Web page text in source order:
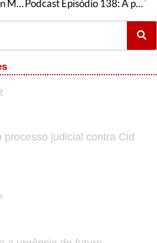
Companheiro Edmilson Menezes, presente! Podcast Episódio 138: A prisão do criminoso Dep. Daniel Silveira, os debates na esquerda e novas polêmicas no BBB
processo judicial contra Cid